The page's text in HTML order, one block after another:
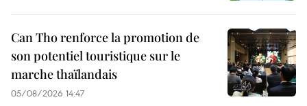
Can Tho renforce la promotion de
son potentiel touristique sur le
marche thaïlandais
05/08/2026 14:47